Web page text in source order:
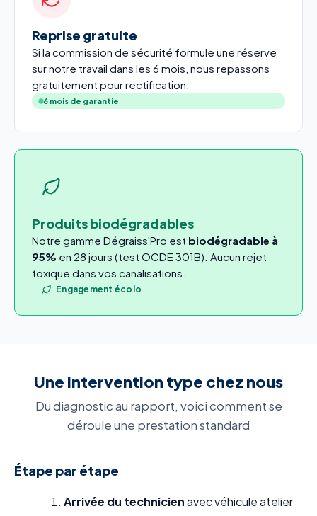
Reprise gratuite
Si la commission de sécurité formule une réserve
sur notre travail dans les 6 mois, nous repassons
gratuitement pour rectification.
6 mois de garantie
Produits biodégradables
Notre gamme Dégraiss'Pro est biodégradable à
95% en 28 jours (test OCDE 301B). Aucun rejet
toxique dans vos canalisations.
Engagement écolo
Une intervention type chez nous
Du diagnostic au rapport, voici comment se
déroule une prestation standard
Étape par étape
Arrivée du technicienavec véhicule atelier